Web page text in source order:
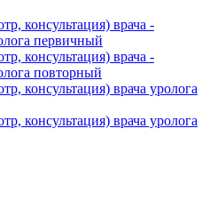
консультация) врача -
первичный
консультация) врача -
повторный
консультация) врача уролога
консультация) врача уролога